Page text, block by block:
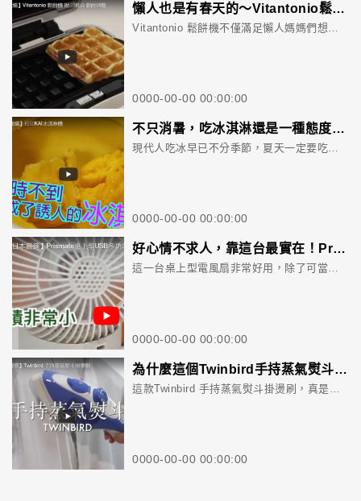
懶人也是有春天的～Vitantonio鬆餅機 操作便利還可以做熱壓吐司
0000-00-00 00:00:00
不只消暑，吃冰淇淋還是一種態度！貝印KAI冰淇淋機讓你掌握吃冰的健康事
現代人吃冰早已不分季節，夏天一定要吃冰消暑，冬天也不放過。但市售冰淇淋的來源無法掌控，自己做最安心了。
0000-00-00 00:00:00
好心情不求人，靠這台最實在！Prismate USB多功能風扇 加點精油讓你隨時都香香的～
這一台桌上型電風扇非常好用，除了可當涼風扇外，還有擴香功能，滴上幾滴自己喜歡的味道精油，就能產生香氛噴霧，讓自己隨時隨地處於令人愉悅的環境，上班也開心。
0000-00-00 00:00:00
為什麼這個Twinbird手持蒸氣熨斗在日本可以狂賣300萬台？
0000-00-00 00:00:00